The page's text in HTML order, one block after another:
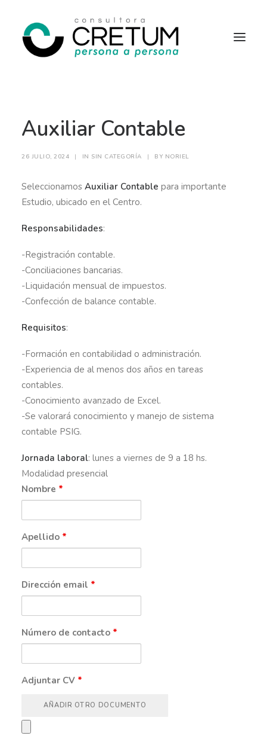
SERVICIOS
SOBRE NOSOTROS
Auxiliar Contable
26 JULIO, 2024 | IN SIN CATEGORÍA | BY NORIEL
Seleccionamos Auxiliar Contable para importante
Estudio, ubicado en el Centro.
Responsabilidades:
-Registración contable.
-Conciliaciones bancarias.
-Liquidación mensual de impuestos.
-Confección de balance contable.
Requisitos:
-Formación en contabilidad o administración.
-Experiencia de al menos dos años en tareas
contables.
-Conocimiento avanzado de Excel.
-Se valorará conocimiento y manejo de sistema
contable PSIG.
Jornada laboral: lunes a viernes de 9 a 18 hs.
Modalidad presencial
Nombre *
Apellido *
Dirección email *
Número de contacto *
Adjuntar CV *
AÑADIR OTRO DOCUMENTO